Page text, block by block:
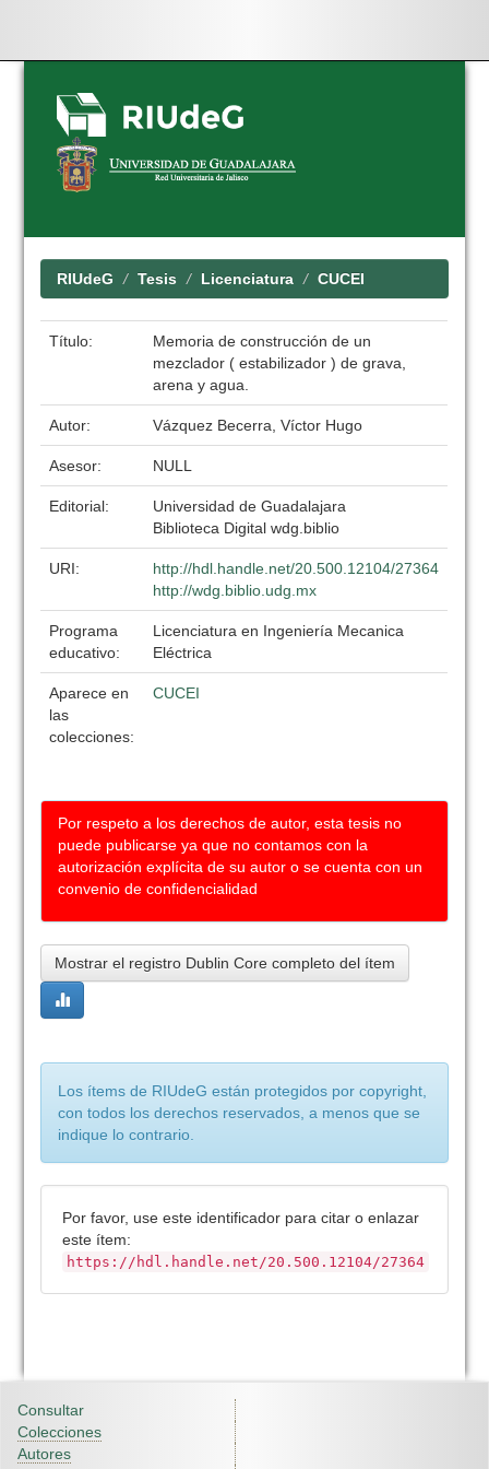
Skip
navigation
RIUdeG Tesis Licenciatura CUCEI
Título:
Memoria de construcción de un
mezclador ( estabilizador ) de grava,
arena y agua.
Autor: Vázquez Becerra, Víctor Hugo
Asesor: NULL
Editorial:
Universidad de Guadalajara
Biblioteca Digital wdg.biblio
URI:
http://hdl.handle.net/20.500.12104/27364
http://wdg.biblio.udg.mx
Programa
educativo:
Licenciatura en Ingeniería Mecanica
Eléctrica
Aparece en
las
colecciones:
CUCEI
Por respeto a los derechos de autor, esta tesis no
puede publicarse ya que no contamos con la
autorización explícita de su autor o se cuenta con un
convenio de confidencialidad
Mostrar el registro Dublin Core completo del ítem
Los ítems de RIUdeG están protegidos por copyright,
con todos los derechos reservados, a menos que se
indique lo contrario.
Por favor, use este identificador para citar o enlazar
este ítem:
https://hdl.handle.net/20.500.12104/27364
Consultar
Colecciones
Autores